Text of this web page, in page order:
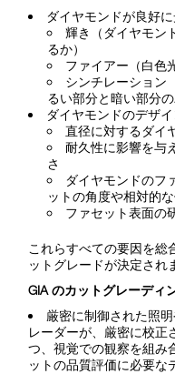
ダイヤモンドが良好
輝き（ダイヤモン
るか）
ファイアー（白色
シンチレーション
るい部分と暗い部分の
ダイヤモンドのデザ
直径に対するダイ
耐久性に影響を与
さ
ダイヤモンドのフ
ットの角度や相対的な
ファセット表面の
これらすべての要因を総
ットグレードが決定され
GIA のカットグレーディ
厳密に制御された照
レーダーが、厳密に校正
つ、視覚での観察を組み
ットの品質評価に必要な